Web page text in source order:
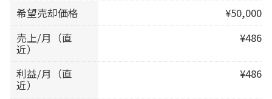
希望売却価格
¥50,000
売上/月（直
近）
¥486
利益/月（直
近）
¥486